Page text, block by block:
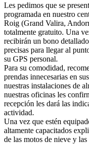
Les pedimos que se
programada en nuestro
Roig (Grand Valira,
totalmente gratuito. Una
recibirán un bono
precisas para llegar al
su GPS personal.
Para su comodidad,
prendas innecesarias en
nuestras instalaciones de
nuestras oficinas les
recepción les dará las
actividad.
Una vez que estén
altamente capacitados
de las motos de nieve y